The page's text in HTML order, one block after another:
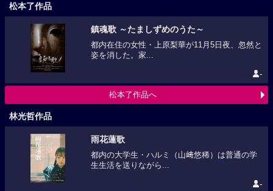
松本了作品
鎮魂歌 ～たましずめのうた～
都内在住の女性・上原梨華が11月5日夜、忽然と
姿を消した。家...
-
松本了作品へ
林光哲作品
雨花蓮歌
都内の大学生・ハルミ（山﨑悠稀）は普通の学
生生活を送りながら...
-